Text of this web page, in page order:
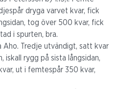
dryga varvet kvar, fick
tog över 500 kvar, fick
i spurten, bra.
Aho. Tredje utvändigt, satt kvar
iskall rygg på sista långsidan,
ut i femtespår 350 kvar,